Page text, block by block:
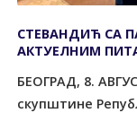
СТЕВАНДИЋ СА
АКТУЕЛНИМ
БЕОГРАД, 8.
скупштине